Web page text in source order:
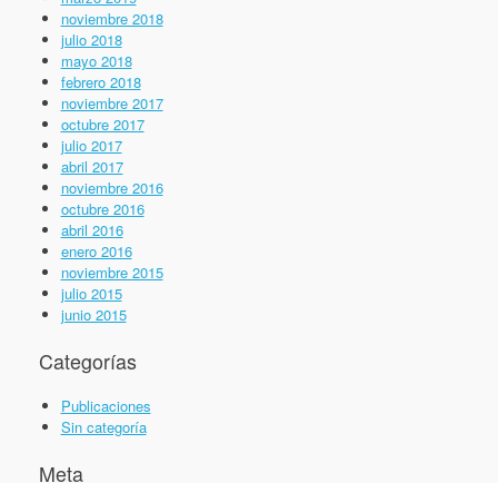
noviembre 2018
julio 2018
mayo 2018
febrero 2018
noviembre 2017
octubre 2017
julio 2017
abril 2017
noviembre 2016
octubre 2016
abril 2016
enero 2016
noviembre 2015
julio 2015
junio 2015
Categorías
Publicaciones
Sin categoría
Meta